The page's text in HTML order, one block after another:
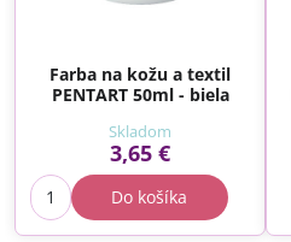
Farba na kožu a textil
PENTART 50ml - biela
Skladom
3,65 €
Do košíka